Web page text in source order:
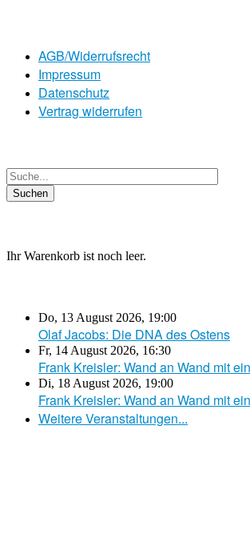
AGB/Widerrufsrecht
Impressum
Datenschutz
Vertrag widerrufen
Ihr Warenkorb ist noch leer.
Do, 13 August 2026, 19:00
Olaf Jacobs: Die DNA des Ostens
Fr, 14 August 2026, 16:30
Frank Kreisler: Wand an Wand mit
Di, 18 August 2026, 19:00
Frank Kreisler: Wand an Wand mit
Weitere Veranstaltungen...